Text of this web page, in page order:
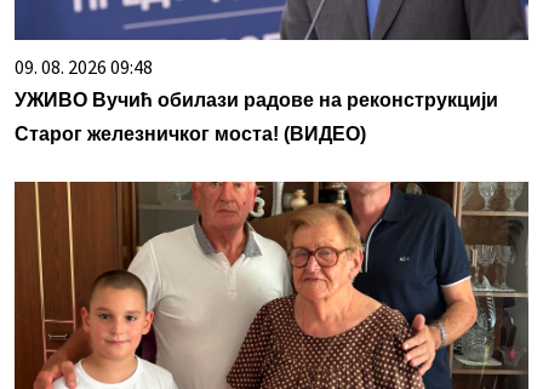
09. 08. 2026 09:48
УЖИВО Вучић обилази радове на реконструкцији
Старог железничког моста! (ВИДЕО)